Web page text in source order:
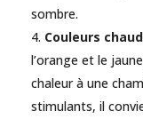
sombre.
Couleurs
l’orange et le
chaleur à une
stimulants, il